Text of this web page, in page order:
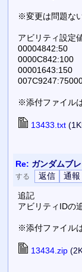
※変更は問題な
アビリティ設定
00004842:50
0000C842:100
00001643:150
※添付ファイル
13433.txt
Re: ガンダムブ
する
追記
アビリティIDの
※添付ファイル
13434.zip